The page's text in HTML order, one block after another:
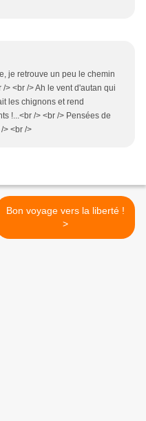
je retrouve un peu le chemin
> <br /> Ah le vent d'autan qui
les chignons et rend
!...<br /> <br /> Pensées de
> <br />
Bon voyage vers la liberté !
>